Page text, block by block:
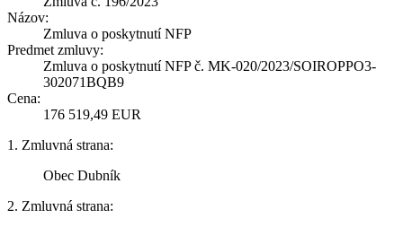
Názov:
Zmluva o poskytnutí NFP
Predmet zmluvy:
Zmluva o poskytnutí NFP č. MK-020/2023/SOIROPPO3-
302071BQB9
Cena:
176 519,49 EUR
1. Zmluvná strana:
Obec Dubník
2. Zmluvná strana: